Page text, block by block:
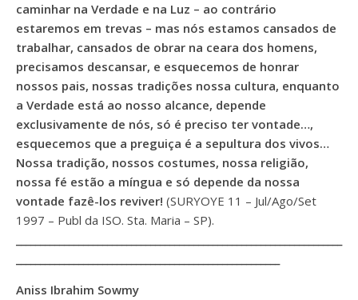
caminhar na Verdade e na Luz – ao contrário
estaremos em trevas – mas nós estamos cansados de
trabalhar, cansados de obrar na ceara dos homens,
precisamos descansar, e esquecemos de honrar
nossos pais, nossas tradições nossa cultura, enquanto
a Verdade está ao nosso alcance, depende
exclusivamente de nós, só é preciso ter vontade…,
esquecemos que a preguiça é a sepultura dos vivos…
Nossa tradição, nossos costumes, nossa religião,
nossa fé estão a míngua e só depende da nossa
vontade fazê-los reviver! (SURYOYE 11 – Jul/Ago/Set
1997 – Publ da ISO. Sta. Maria – SP).
Aniss Ibrahim Sowmy